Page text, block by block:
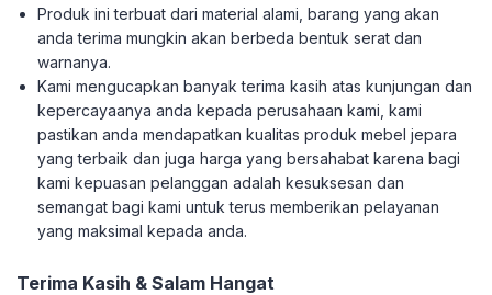
Produk ini terbuat dari material alami, barang yang akan
anda terima mungkin akan berbeda bentuk serat dan
warnanya.
Kami mengucapkan banyak terima kasih atas kunjungan dan
kepercayaanya anda kepada perusahaan kami, kami
pastikan anda mendapatkan kualitas produk mebel jepara
yang terbaik dan juga harga yang bersahabat karena bagi
kami kepuasan pelanggan adalah kesuksesan dan
semangat bagi kami untuk terus memberikan pelayanan
yang maksimal kepada anda.
Terima Kasih & Salam Hangat